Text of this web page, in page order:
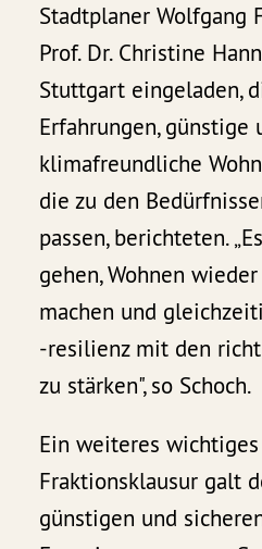
Stadtplaner Wolfgang
Prof. Dr. Christine
Stuttgart eingeladen,
Erfahrungen, günstige
klimafreundliche
die zu den
passen, berichteten.
gehen, Wohnen
machen und
-resilienz mit den
zu stärken", so Schoch.
Ein weiteres
Fraktionsklausur galt
günstigen und